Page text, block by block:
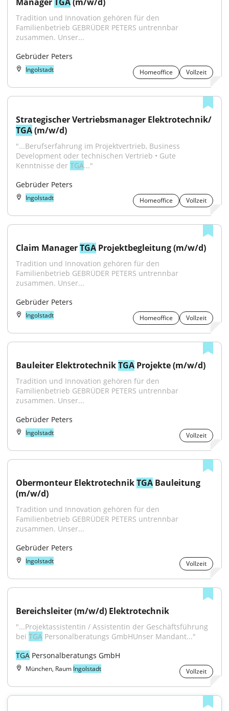
Tradition und Innovation gehören für den
Familienbetrieb GEBRÜDER PETERS untrennbar
zusammen. Unser...
Gebrüder Peters
Ingolstadt Homeoffice Vollzeit
TGA (m/w/d)
"...Berufserfahrung im Projektvertrieb, Business
Development oder technischen Vertrieb • Gute
Kenntnisse der TGA..."
Gebrüder Peters
Ingolstadt Homeoffice Vollzeit
Claim Manager TGA Projektbegleitung (m/w/d)
Tradition und Innovation gehören für den
Familienbetrieb GEBRÜDER PETERS untrennbar
zusammen. Unser...
Gebrüder Peters
Ingolstadt Homeoffice Vollzeit
Bauleiter Elektrotechnik TGA Projekte (m/w/d)
Tradition und Innovation gehören für den
Familienbetrieb GEBRÜDER PETERS untrennbar
zusammen. Unser...
Gebrüder Peters
Ingolstadt Vollzeit
Obermonteur Elektrotechnik TGA Bauleitung
(m/w/d)
Tradition und Innovation gehören für den
Familienbetrieb GEBRÜDER PETERS untrennbar
zusammen. Unser...
Gebrüder Peters
Ingolstadt Vollzeit
Bereichsleiter (m/w/d) Elektrotechnik
"...Projektassistentin / Assistentin der Geschäftsführung
bei TGA Personalberatungs GmbHUnser Mandant..."
TGA Personalberatungs GmbH
München, Raum Ingolstadt Vollzeit